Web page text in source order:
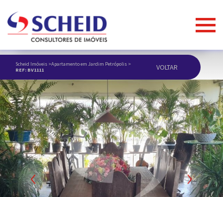
Scheid Imóveis >Apartamento em Jardim Petrópolis >
REF: BV1111
VOLTAR
Previous Next